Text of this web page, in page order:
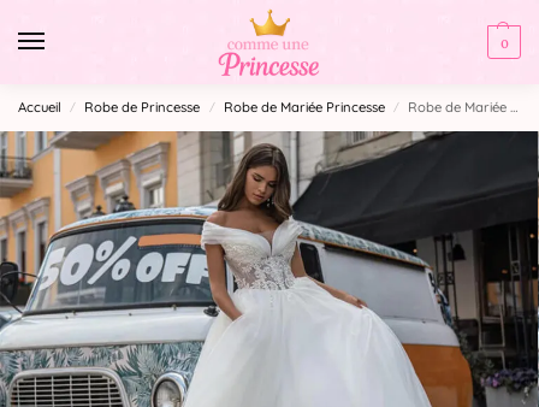
0
Accueil / Robe de Princesse / Robe de Mariée Princesse / Robe de Mariée Princesse Bustier Dentelle